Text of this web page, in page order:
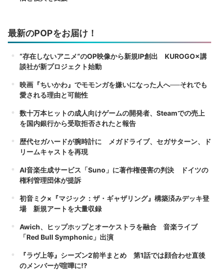
最新のPOPをお届け！
“存在しないアニメ”のOP映像から新規IP創出 KUROGO×講
談社が新プロジェクト始動
映画『ちいかわ』でモモンガを嫌いになった人へ──それでも
愛される理由と可能性
数十万本ヒットの成人向けゲームの開発者、Steamでの売上
を国内銀行から受取拒否されたと報告
歴代セガハードが腕時計に メガドライブ、セガサターン、ド
リームキャストを再現
AI音楽生成サービス「Suno」に著作権侵害の判決 ドイツの
権利管理団体が提訴
初音ミク×『マジック：ザ・ギャザリング』構築済みデッキ登
場 新規アートを大量収録
Awich、ヒップホップとオーケストラを融合 音楽ライブ
「Red Bull Symphonic」出演
『ラヴ上等』シーズン2前半まとめ 第1話では顔合わせ直後
のメンバーが喧嘩に⁉︎